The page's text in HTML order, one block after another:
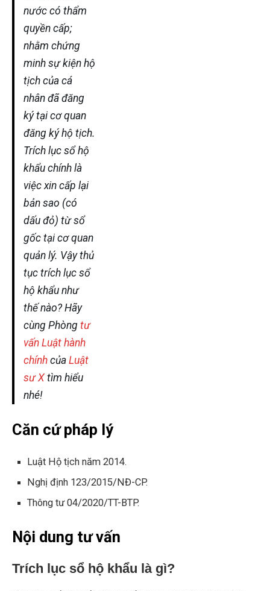
nước có thẩm
quyền cấp;
nhằm chứng
minh sự kiện hộ
tịch của cá
nhân đã đăng
ký tại cơ quan
đăng ký hộ tịch.
Trích lục sổ hộ
khẩu chính là
việc xin cấp lại
bản sao (có
dấu đỏ) từ sổ
gốc tại cơ quan
quản lý. Vậy thủ
tục trích lục sổ
hộ khẩu như
thế nào? Hãy
cùng Phòng tư
vấn Luật hành
chính của Luật
sư X tìm hiểu
nhé!
Căn cứ pháp lý
Luật Hộ tịch năm 2014.
Nghị định 123/2015/NĐ-CP.
Thông tư 04/2020/TT-BTP.
Nội dung tư vấn
Trích lục sổ hộ khẩu là gì?